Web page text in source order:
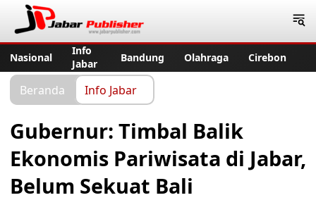
Nasional
Info
Jabar
Bandung Olahraga Cirebon
Beranda Info Jabar
Gubernur: Timbal Balik
Ekonomis Pariwisata di Jabar,
Belum Sekuat Bali